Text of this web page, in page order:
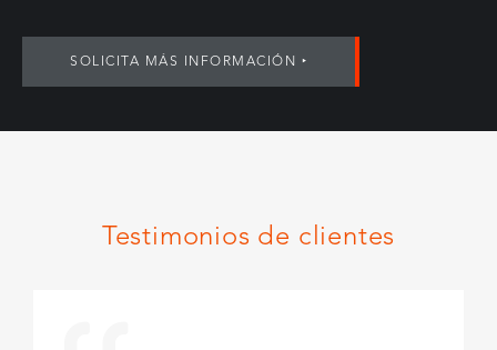
SOLICITA MÁS INFORMACIÓN ‣
Testimonios de clientes